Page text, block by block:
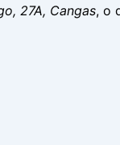
27A, Cangas, o